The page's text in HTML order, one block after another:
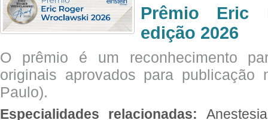
Prêmio Eric
edição 2026
O prêmio é um reconhecimento
originais aprovados para publicação
Paulo).
Especialidades relacionadas: